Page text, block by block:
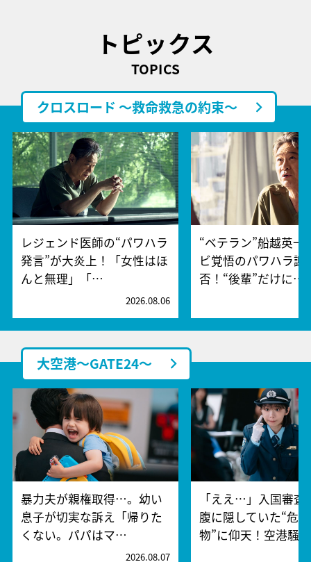
トピックス
TOPICS
クロスロード ～救命救急の約束～
レジェンド医師の“パワハラ
発言”が大炎上！「女性はほ
んと無理」「…
2026.08.06
“ベテラン”船越英一
ビ覚悟のパワハラ謝
否！“後輩”だけに…
大空港～GATE24～
暴力夫が親権取得…。幼い
息子が切実な訴え「帰りた
くない。パパはマ…
2026.08.07
「ええ…」入国審査
腹に隠していた“危
物”に仰天！空港騒